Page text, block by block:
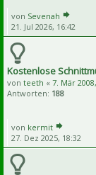
von Sevenah
21. Jul 2026, 16:42
Kostenlose
von teeth « 7. Mär
Antworten: 188
von kermit
27. Dez 2025, 18:32